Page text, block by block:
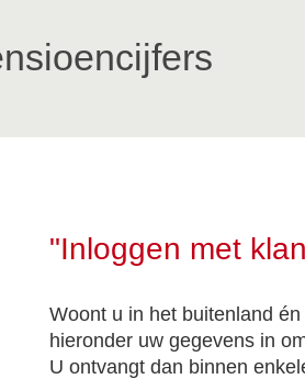
"Inloggen met
Woont u in het buitenland
hieronder uw gegevens in
U ontvangt dan binnen